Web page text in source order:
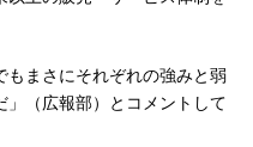
まさにそれぞれの強みと弱
（広報部）とコメントして